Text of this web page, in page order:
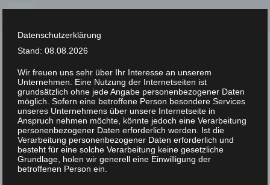
Skip
content
XLAB STIFTUNG
UNCATEGORIZED / 16. FEBRUAR 2023
XLAB_ScienceFestival_DDS9887
Datenschutzerklärung
Stand: 08.08.2026
Wir freuen uns sehr über Ihr Interesse an unserem
Unternehmen. Eine Nutzung der Internetseiten ist
grundsätzlich ohne jede Angabe personenbezogener Daten
möglich. Sofern eine betroffene Person besondere Services
unseres Unternehmens über unsere Internetseite in
Anspruch nehmen möchte, könnte jedoch eine Verarbeitung
personenbezogener Daten erforderlich werden. Ist die
Verarbeitung personenbezogener Daten erforderlich und
besteht für eine solche Verarbeitung keine gesetzliche
Grundlage, holen wir generell eine Einwilligung der
betroffenen Person ein.